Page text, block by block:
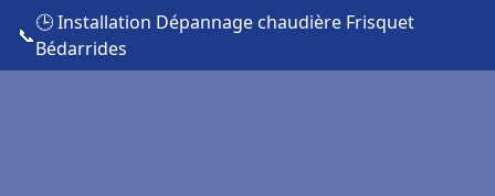
📞
🕒 Installation Dépannage chaudière Frisquet
Bédarrides